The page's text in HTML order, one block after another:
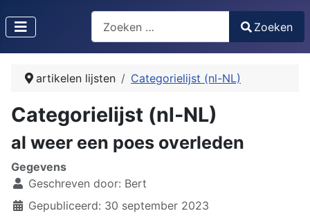
Type 2 or more characters for results.
Zoeken
artikelen lijsten Categorielijst (nl-NL)
Categorielijst (nl-NL)
al weer een poes overleden
Gegevens
Geschreven door: Bert
Gepubliceerd: 30 september 2023